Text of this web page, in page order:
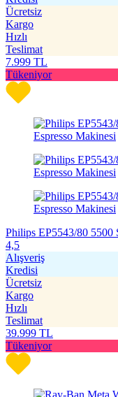
Ücretsiz
Kargo
Hızlı
Teslimat
7.999 TL
Tükeniyor
Philips EP5543/80 5500
4,5
Alışveriş
Kredisi
Ücretsiz
Kargo
Hızlı
Teslimat
39.999 TL
Tükeniyor